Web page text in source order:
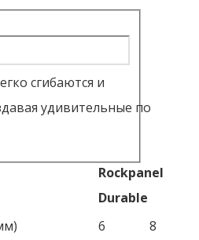
сгибаются и
удивительные по
Rockpanel
Durable
6
8